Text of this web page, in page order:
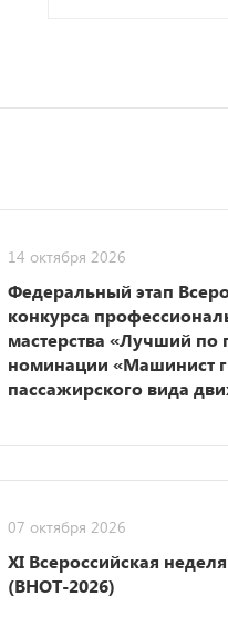
14 октября 2026
Федеральный этап
конкурса
мастерства «Лучший по
номинации «Машинист
пассажирского вида
07 октября 2026
XI Всероссийская
(ВНОТ-2026)